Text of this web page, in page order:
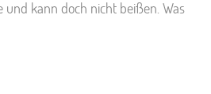
und kann doch nicht beißen. Was